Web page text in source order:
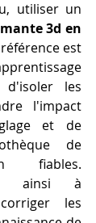
3d en
est
d'isoler les
l'impact
et de
de
fiables.
ainsi à
les